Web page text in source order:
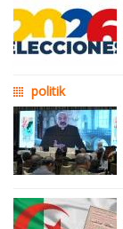
politik